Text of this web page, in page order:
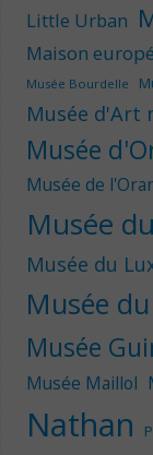
Little Urban
Maison
Musée Bourdelle
Musée d'Art
Musée
Musée de
Musée
Musée du
Musée
Musée
Musée Maillol
Nathan